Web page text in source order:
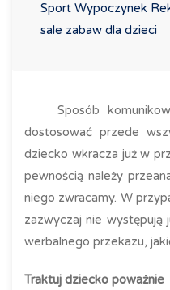
Sport Wypoczynek
sale zabaw dla dzieci
Sposób
dostosować przede
dziecko wkracza już w
pewnością należy
niego zwracamy. W
zazwyczaj nie występują
werbalnego przekazu,
Traktuj dziecko poważnie